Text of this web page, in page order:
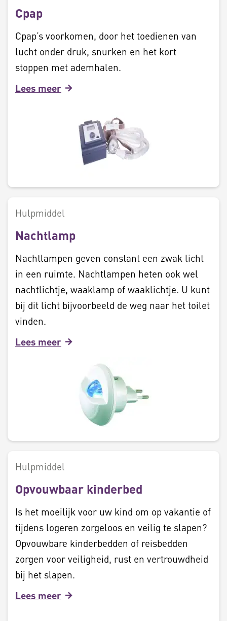
Cpap
Cpap’s voorkomen, door het toedienen van
lucht onder druk, snurken en het kort
stoppen met ademhalen.
Lees meer
Hulpmiddel
Nachtlamp
Nachtlampen geven constant een zwak licht
in een ruimte. Nachtlampen heten ook wel
nachtlichtje, waaklamp of waaklichtje. U kunt
bij dit licht bijvoorbeeld de weg naar het toilet
vinden.
Lees meer
Hulpmiddel
Opvouwbaar kinderbed
Is het moeilijk voor uw kind om op vakantie of
tijdens logeren zorgeloos en veilig te slapen?
Opvouwbare kinderbedden of reisbedden
zorgen voor veiligheid, rust en vertrouwdheid
bij het slapen.
Lees meer